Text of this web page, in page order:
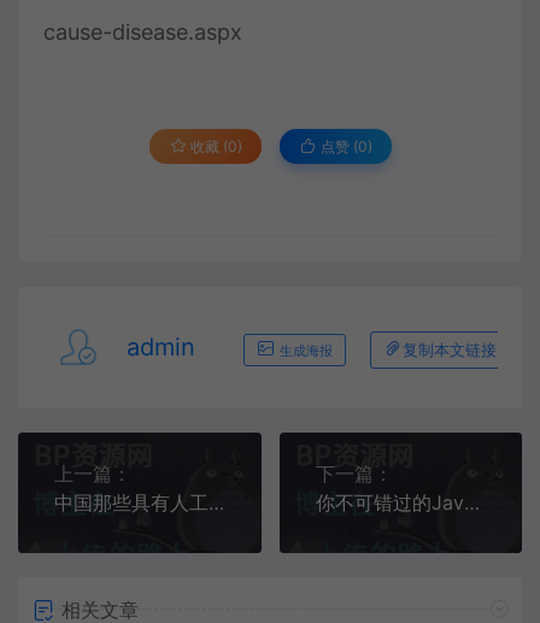
cause-disease.aspx
收藏 (0) 点赞 (0)
admin 生成海报 复制本文链接
上一篇：
中国那些具有人工智能算法设计能力的公司
下一篇：
你不可错过的Java学习资源清单
相关文章